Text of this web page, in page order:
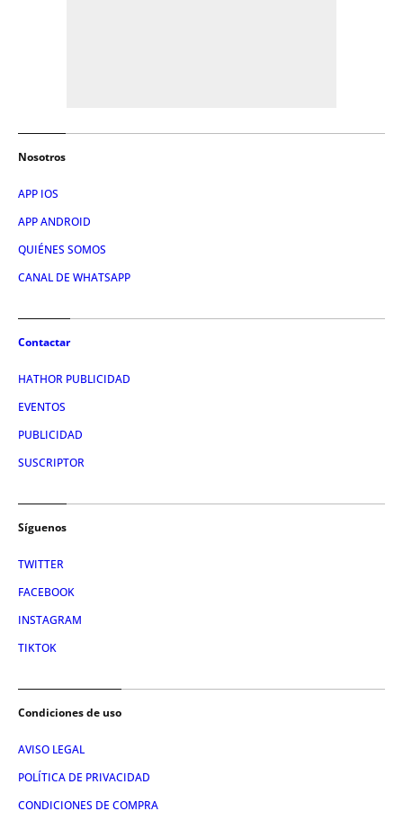
Nosotros
APP IOS
APP ANDROID
QUIÉNES SOMOS
CANAL DE WHATSAPP
Contactar
HATHOR PUBLICIDAD
EVENTOS
PUBLICIDAD
SUSCRIPTOR
Síguenos
TWITTER
FACEBOOK
INSTAGRAM
TIKTOK
Condiciones de uso
AVISO LEGAL
POLÍTICA DE PRIVACIDAD
CONDICIONES DE COMPRA